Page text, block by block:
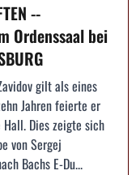
--
Ordenssaal bei
gilt als eines
Jahren feierte er
Dies zeigte sich
von Sergej
Bachs E-Du...